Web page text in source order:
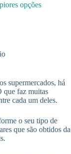
opções
supermercados, há
que faz muitas
cada um deles.
o seu tipo de
que são obtidos da